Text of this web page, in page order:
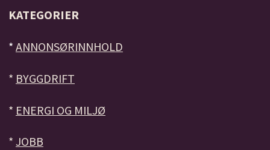
KATEGORIER
* ANNONSØRINNHOLD
* BYGGDRIFT
* ENERGI OG MILJØ
* JOBB